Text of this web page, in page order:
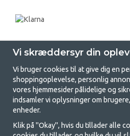
GetCamping.dk -
camping og
Vi skræddersyr din
Vi bruger cookies til at give dig en
shoppingoplevelse, personlig
vores hjemmesider pålidelige og
indsamler vi oplysninger om
enheder.
Klik på "Okay", hvis du tillader alle